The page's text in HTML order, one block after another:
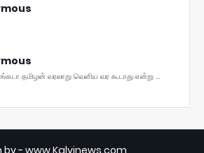
தமிழன் வரலாறு வெளிய வர கூடாது என்று ...
by - www.Kalvinews.com